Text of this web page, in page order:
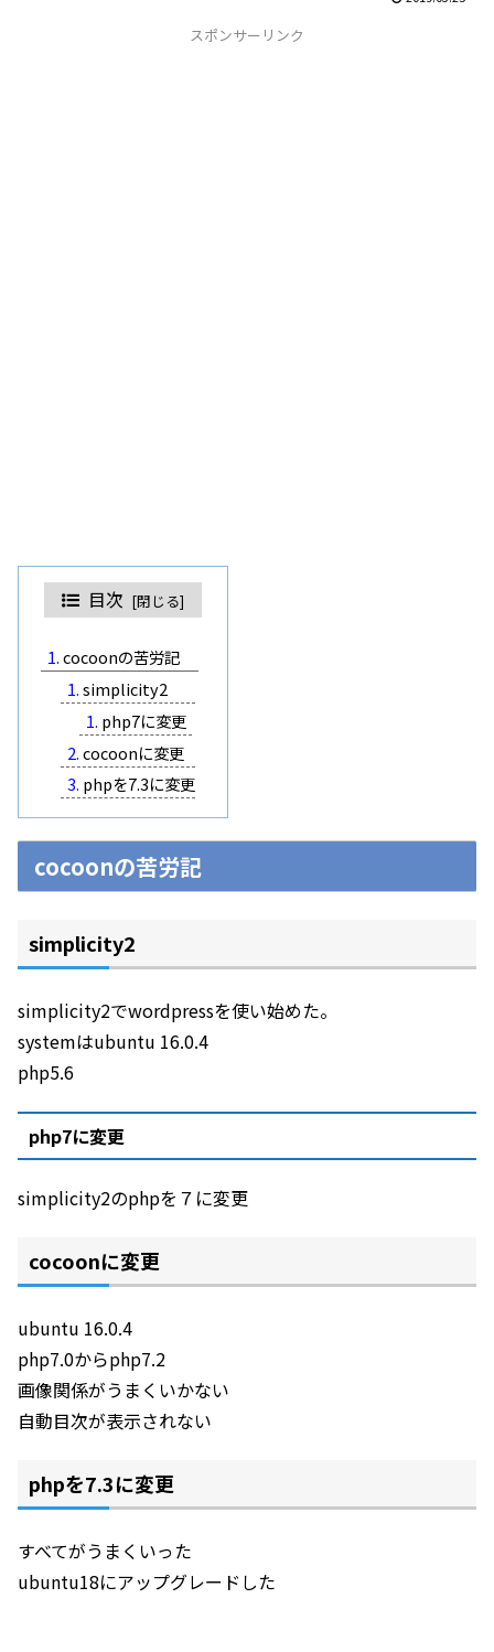
スポンサーリンク
目次
cocoonの苦労記
simplicity2
php7に変更
cocoonに変更
phpを7.3に変更
cocoonの苦労記
simplicity2
simplicity2でwordpressを使い始めた。
systemはubuntu 16.0.4
php5.6
php7に変更
simplicity2のphpを７に変更
cocoonに変更
ubuntu 16.0.4
php7.0からphp7.2
画像関係がうまくいかない
自動目次が表示されない
phpを7.3に変更
すべてがうまくいった
ubuntu18にアップグレードした